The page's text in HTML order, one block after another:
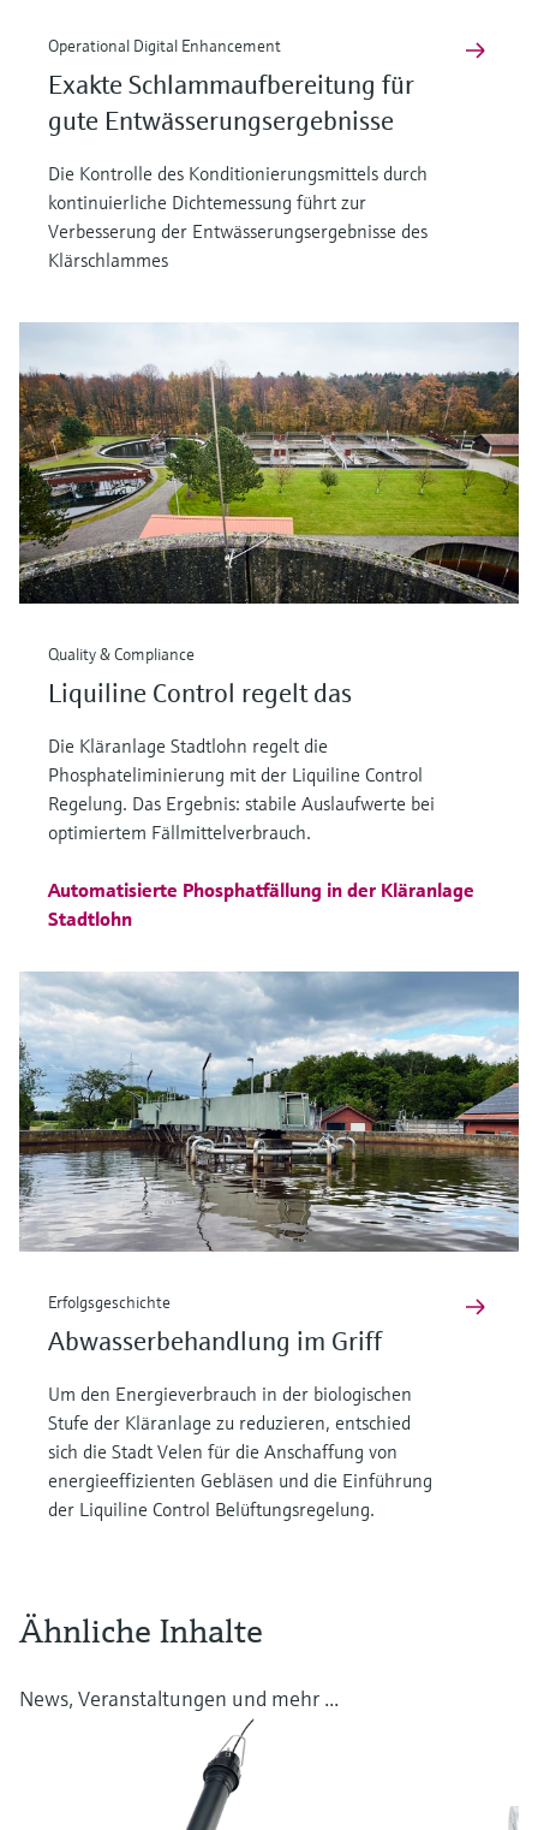
Operational Digital Enhancement
Exakte Schlammaufbereitung für
gute Entwässerungsergebnisse
Die Kontrolle des Konditionierungsmittels durch
kontinuierliche Dichtemessung führt zur
Verbesserung der Entwässerungsergebnisse des
Klärschlammes
Quality & Compliance
Liquiline Control regelt das
Die Kläranlage Stadtlohn regelt die
Phosphateliminierung mit der Liquiline Control
Regelung. Das Ergebnis: stabile Auslaufwerte bei
optimiertem Fällmittelverbrauch.
Automatisierte Phosphatfällung in der Kläranlage
Stadtlohn
Erfolgsgeschichte
Abwasserbehandlung im Griff
Um den Energieverbrauch in der biologischen
Stufe der Kläranlage zu reduzieren, entschied
sich die Stadt Velen für die Anschaffung von
energieeffizienten Gebläsen und die Einführung
der Liquiline Control Belüftungsregelung.
Ähnliche Inhalte
News, Veranstaltungen und mehr ...